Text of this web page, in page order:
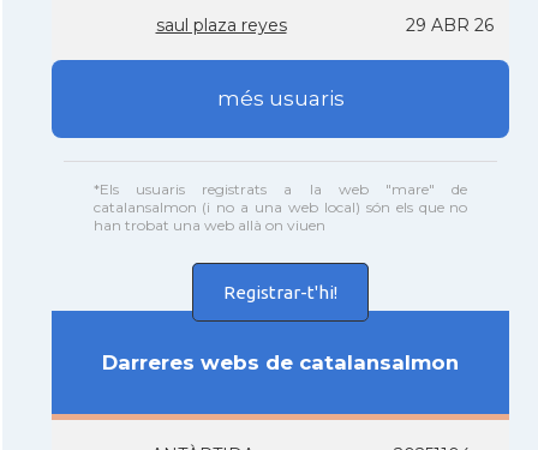
saul plaza reyes 29 ABR 26
més usuaris
*Els usuaris registrats a la web "mare" de
catalansalmon (i no a una web local) són els que no
han trobat una web allà on viuen
Registrar-t'hi!
Darreres webs de catalansalmon